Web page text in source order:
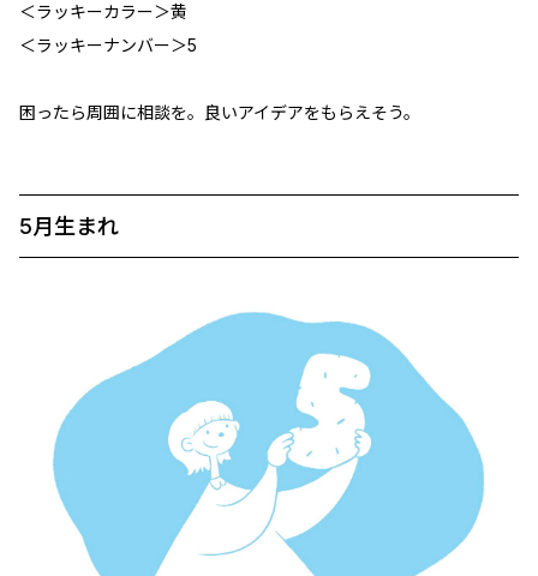
＜ラッキーカラー＞黄
＜ラッキーナンバー＞5
困ったら周囲に相談を。良いアイデアをもらえそう。
5月生まれ